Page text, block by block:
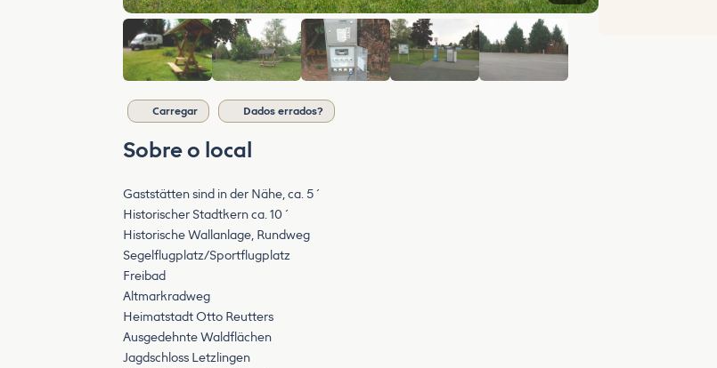
Carregar Dados errados?
Sobre o local
Gaststätten sind in der Nähe, ca. 5´
Historischer Stadtkern ca. 10´
Historische Wallanlage, Rundweg
Segelflugplatz/Sportflugplatz
Freibad
Altmarkradweg
Heimatstadt Otto Reutters
Ausgedehnte Waldflächen
Jagdschloss Letzlingen